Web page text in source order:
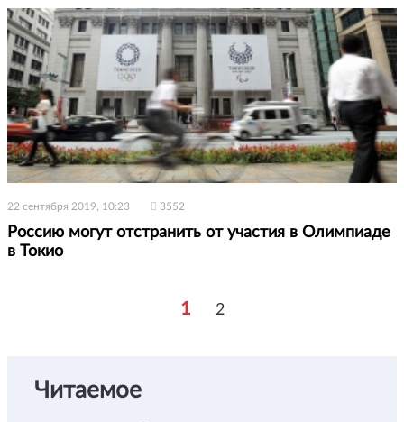
22 сентября 2019, 10:23 3552
Россию могут отстранить от участия в Олимпиаде
в Токио
1 2
Читаемое